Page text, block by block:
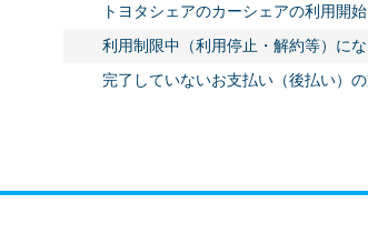
トヨタシェアのカーシェアの利用開
利用制限中（利用停止・解約等）に
完了していないお支払い（後払い）